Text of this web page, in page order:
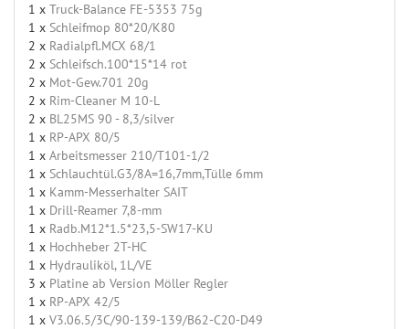
1 x Truck-Balance FE-5353 75g
1 x Schleifmop 80*20/K80
2 x Radialpfl.MCX 68/1
2 x Schleifsch.100*15*14 rot
2 x Mot-Gew.701 20g
2 x Rim-Cleaner M 10-L
2 x BL25MS 90 - 8,3/silver
1 x RP-APX 80/5
1 x Arbeitsmesser 210/T101-1/2
1 x Schlauchtül.G3/8A=16,7mm,Tülle 6mm
1 x Kamm-Messerhalter SAIT
1 x Drill-Reamer 7,8-mm
1 x Radb.M12*1.5*23,5-SW17-KU
1 x Hochheber 2T-HC
1 x Hydrauliköl, 1L/VE
3 x Platine ab Version Möller Regler
1 x RP-APX 42/5
1 x V3.06.5/3C/90-139-139/B62-C20-D49